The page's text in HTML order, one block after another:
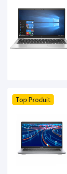
Top Produit